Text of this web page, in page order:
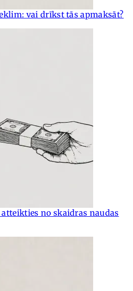
vai drīkst tās apmaksāt?
no skaidras naudas